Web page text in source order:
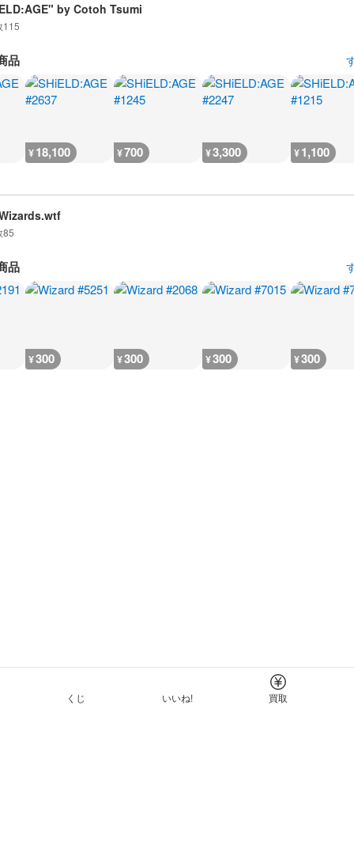
by Cotoh Tsumi
115
品
¥18,100 ¥700 ¥3,300 ¥1,100
85
品
¥300 ¥300 ¥300 ¥300
くじ いいね! 買取